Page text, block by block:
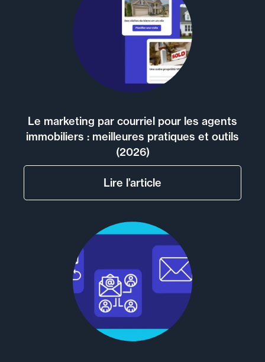
Le marketing par courriel pour les agents
immobiliers : meilleures pratiques et outils
(2026)
Lire l’article